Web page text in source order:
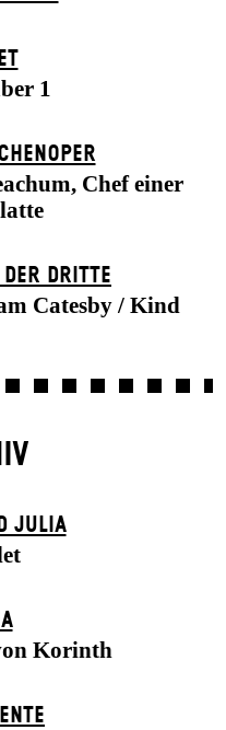
1
Chef einer
DRITTE
Catesby / Kind
JULIA
Korinth